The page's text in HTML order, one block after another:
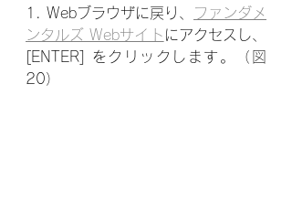
1. Webブラウザに戻り、
ファンダメ
ンタルズ Webサイト にアクセスし、
[ENTER] をクリックします。（図
20）